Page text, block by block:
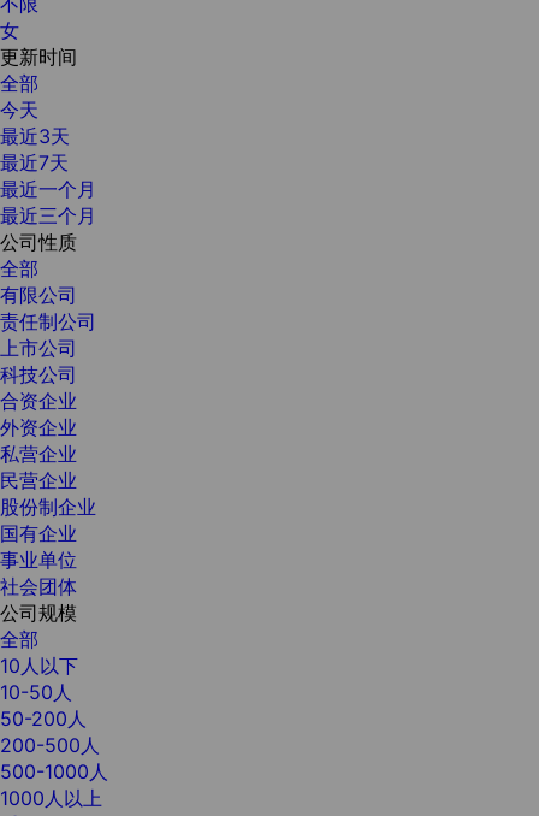
女
更新时间
全部
今天
最近3天
最近7天
最近一个月
最近三个月
公司性质
全部
有限公司
责任制公司
上市公司
科技公司
合资企业
外资企业
私营企业
民营企业
股份制企业
国有企业
事业单位
社会团体
公司规模
全部
10人以下
10-50人
50-200人
200-500人
500-1000人
1000人以上